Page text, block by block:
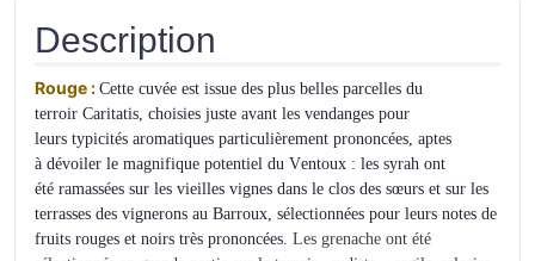
Description
Rouge : Cette cuvée est issue des plus belles parcelles du
terroir Caritatis, choisies juste avant les vendanges pour
leurs typicités aromatiques particulièrement prononcées, aptes
à dévoiler le magnifique potentiel du Ventoux : les syrah ont
été ramassées sur les vieilles vignes dans le clos des sœurs et sur les
terrasses des vignerons au Barroux, sélectionnées pour leurs notes de
fruits rouges et noirs très prononcées. Les grenache ont été